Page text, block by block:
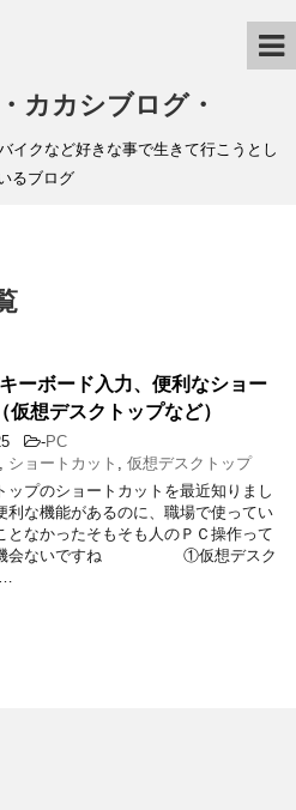
カカシブログ・
イクなど好きな事で生きて行こうとし
るブログ
ーボード入力、便利なショー
仮想デスクトップなど）
-PC
ショートカット
仮想デスクトップ
ップのショートカットを最近知りまし
利な機能があるのに、職場で使ってい
となかったそもそも人のＰＣ操作って
機会ないですね ①仮想デスク